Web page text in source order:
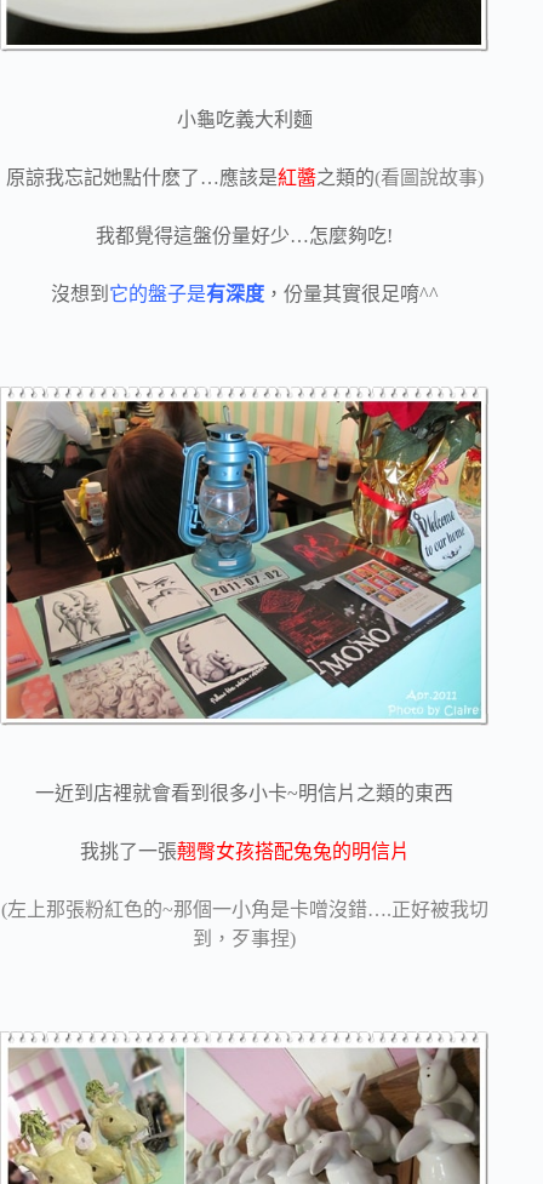
小龜吃義大利麵
原諒我忘記她點什麽了…應該是紅醬之類的(看圖說故事)
我都覺得這盤份量好少…怎麼夠吃!
沒想到 它的盤子是有深度，份量其實很足唷^^
一近到店裡就會看到很多小卡~明信片之類的東西
我挑了一張翹臀女孩搭配兔兔的明信片
(左上那張粉紅色的~那個一小角是卡噌沒錯….正好被我切
到，歹事捏)